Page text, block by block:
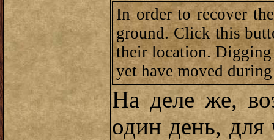
In order to recover
ground. Click this
their location. Digging
yet have moved
На деле же,
один день, для